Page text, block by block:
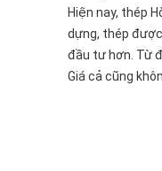
Hiện nay, thép
dựng, thép
đầu tư hơn. Từ
Giá cả cũng